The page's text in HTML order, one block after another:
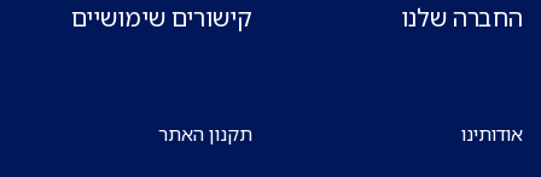
החברה שלנו
אודותינו
קישורים שימושיים
תקנון האתר